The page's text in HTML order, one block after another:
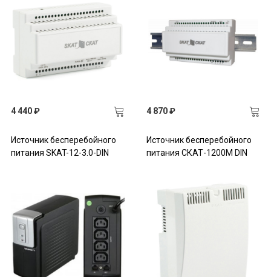
4 440 ₽
Источник бесперебойного
питания SKAT-12-3.0-DIN
4 870 ₽
Источник бесперебойного
питания СКАТ-1200М DIN